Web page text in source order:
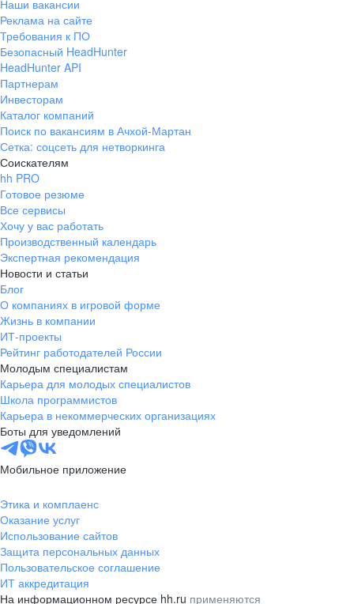
Наши вакансии
Реклама на сайте
Требования к ПО
Безопасный HeadHunter
HeadHunter API
Партнерам
Инвесторам
Каталог компаний
Поиск по вакансиям в Ачхой-Мартан
Сетка: соцсеть для нетворкинга
Соискателям
hh PRO
Готовое резюме
Все сервисы
Хочу у вас работать
Производственный календарь
Экспертная рекомендация
Новости и статьи
Блог
О компаниях в игровой форме
Жизнь в компании
ИТ-проекты
Рейтинг работодателей России
Молодым специалистам
Карьера для молодых специалистов
Школа программистов
Карьера в некоммерческих организациях
Боты для уведомлений
Мобильное приложение
Этика и комплаенс
Оказание услуг
Использование сайтов
Защита персональных данных
Пользовательское соглашение
ИТ аккредитация
На информационном ресурсе hh.ru применяются